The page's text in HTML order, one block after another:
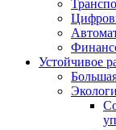
Устойчивое